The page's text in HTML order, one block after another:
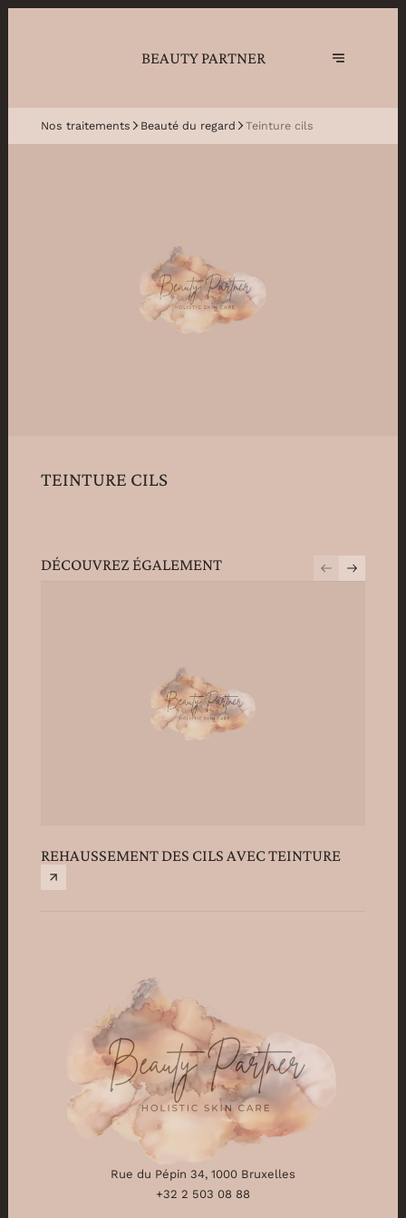
BEAUTY PARTNER
Nos traitements Beauté du regard Teinture cils
TEINTURE CILS
DÉCOUVREZ ÉGALEMENT
REHAUSSEMENT DES CILS AVEC TEINTURE
Rue du Pépin 34, 1000 Bruxelles
+32 2 503 08 88